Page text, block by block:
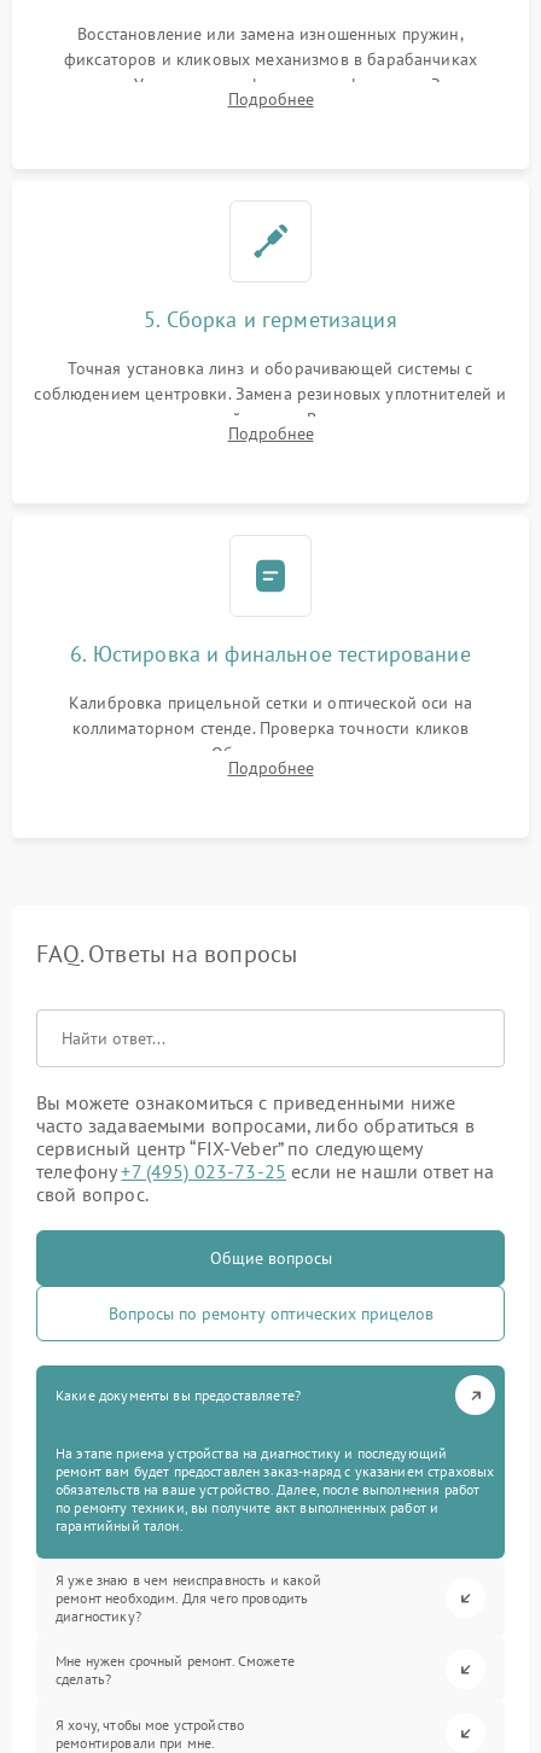
Восстановление или замена изношенных пружин,
фиксаторов и кликовых механизмов в барабанчиках
поправок. Устранение люфтов в трансфокаторе. Замена
поврежденных линз, разбитой сетки или восстановление
Подробнее
5. Сборка и герметизация
Точная установка линз и оборачивающей системы с
соблюдением центровки. Замена резиновых уплотнителей и
нанесение влагозащитной смазки. Вакуумирование корпуса
и заполнение его осушенным азотом или аргоном для
Подробнее
6. Юстировка и финальное тестирование
Калибровка прицельной сетки и оптической оси на
коллиматорном стенде. Проверка точности кликов
механизма поправок. Обязательное испытание прицела на
ударном стенде для проверки устойчивости к отдаче и
Подробнее
FAQ. Ответы на вопросы
Вы можете ознакомиться с приведенными ниже
часто задаваемыми вопросами, либо обратиться в
сервисный центр “FIX-Veber” по следующему
телефону+7 (495) 023-73-25 если не нашли ответ на
свой вопрос.
Общие вопросы
Вопросы по ремонту оптических прицелов
Какие документы вы предоставляете?
На этапе приема устройства на диагностику и последующий
ремонт вам будет предоставлен заказ-наряд с указанием страховых
обязательств на ваше устройство. Далее, после выполнения работ
по ремонту техники, вы получите акт выполненных работ и
гарантийный талон.
Я уже знаю в чем неисправность и какой
ремонт необходим. Для чего проводить
диагностику?
Мне нужен срочный ремонт. Сможете
сделать?
Я хочу, чтобы мое устройство
ремонтировали при мне.